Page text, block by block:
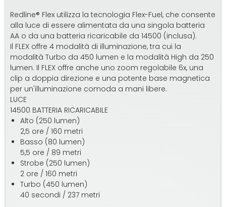
Redline® Flex utilizza la tecnologia Flex-Fuel, che consente
alla luce di essere alimentata da una singola batteria
AA o da una batteria ricaricabile da 14500 (inclusa).
Il FLEX offre 4 modalità di illuminazione, tra cui la
modalità Turbo da 450 lumen e la modalità High da 250
lumen. Il FLEX offre anche uno zoom regolabile 6x, una
clip a doppia direzione e una potente base magnetica
per un'illuminazione comoda a mani libere.
LUCE
14500 BATTERIA RICARICABILE
Alto (250 lumen)
2,5 ore / 160 metri
Basso (80 lumen)
5,5 ore / 89 metri
Strobe (250 lumen)
2 ore / 160 metri
Turbo (450 lumen)
40 secondi / 237 metri